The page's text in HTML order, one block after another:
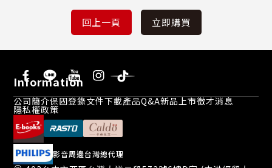
Information
公司簡介保固登錄文件下載產品Q&A新品上市徵才消息
隱私權政策
影音周邊台灣總代理